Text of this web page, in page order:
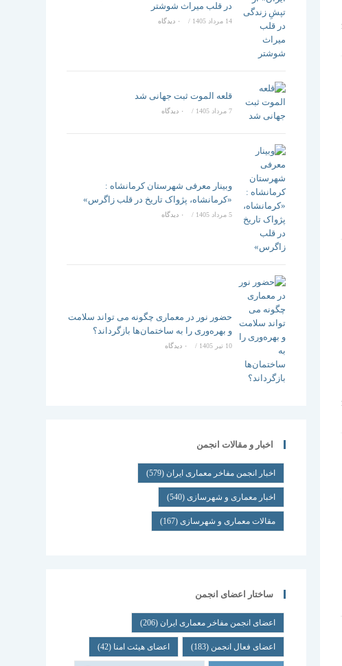
در قلب میراث شوشتر
14 مرداد 1405 / ۰ دیدگاه
قلعه الموت ثبت جهانی شد
7 مرداد 1405 / ۰ دیدگاه
وبینار معرفی شهرستان کرمانشاه :
«کرمانشاه، پژواک تاریخ در قلب زاگرس»
5 مرداد 1405 / ۰ دیدگاه
حضور نور در معماری چگونه می تواند سلامت
و بهره‌وری را به ساختمان‌ها بازگرداند؟
10 تیر 1405 / ۰ دیدگاه
اخبار و مقالات انجمن
اخبار انجمن مفاخر معماری ایران (579)
اخبار معماری و شهرسازی(540)
مقالات معماری و شهرسازی(167)
ساختار اعضای انجمن
اعضای انجمن مفاخر معماری ایران (206)
اعضای فعال انجمن (183) اعضای هیئت امنا (42)